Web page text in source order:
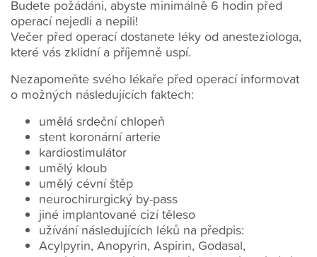
Budete požádáni, abyste minimálně 6 hodin před
operací nejedli a nepili!
Večer před operací dostanete léky od anesteziologa,
které vás zklidní a příjemně uspí.
Nezapomeňte svého lékaře před operací informovat
o možných následujících faktech:
umělá srdeční chlopeň
stent koronární arterie
kardiostimulátor
umělý kloub
umělý cévní štěp
neurochirurgický by-pass
jiné implantované cizí těleso
užívání následujících léků na předpis:
Acylpyrin, Anopyrin, Aspirin, Godasal,